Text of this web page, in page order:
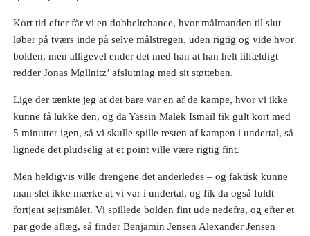
Kort tid efter får vi en dobbeltchance, hvor målmanden til slut
løber på tværs inde på selve målstregen, uden rigtig og vide hvor
bolden, men alligevel ender det med han at han helt tilfældigt
redder Jonas Møllnitz’ afslutning med sit støtteben.
Lige der tænkte jeg at det bare var en af de kampe, hvor vi ikke
kunne få lukke den, og da Yassin Malek Ismail fik gult kort med
5 minutter igen, så vi skulle spille resten af kampen i undertal, så
lignede det pludselig at et point ville være rigtig fint.
Men heldigvis ville drengene det anderledes – og faktisk kunne
man slet ikke mærke at vi var i undertal, og fik da også fuldt
fortjent sejrsmålet. Vi spillede bolden fint ude nedefra, og efter et
par gode aflæg, så finder Benjamin Jensen Alexander Jensen